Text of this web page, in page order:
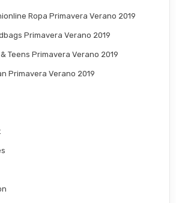
Ropa Primavera Verano 2019
Primavera Verano 2019
Teens Primavera Verano 2019
Primavera Verano 2019